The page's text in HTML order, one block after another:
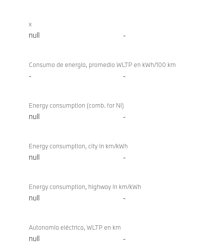
x
null -
Consumo de energía, promedio WLTP en kWh/100 km
- -
Energy consumption (comb. for NI)
null -
Energy consumption, city in km/kWh
null -
Energy consumption, highway in km/kWh
null -
Autonomía eléctrica, WLTP en km
null -